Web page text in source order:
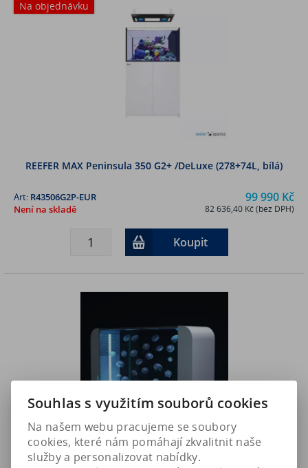
Na objednávku
REEFER MAX Peninsula 350 G2+ /DeLuxe (278+74L, bílá)
99 990 Kč
82 636,40 Kč (bez DPH)
Art: R43506G2P-EUR
Není na skladě
Koupit
Souhlas s využitím souborů cookies
Na našem webu pracujeme se soubory
cookies, které nám pomáhají zkvalitnit naše
služby a personalizovat nabídky.